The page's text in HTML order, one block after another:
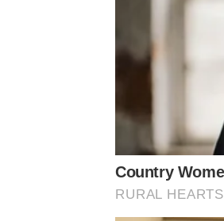
ช็อก! “พระเอกดัง” ปร
ล่าสุด! “แพท ณปภา”
ส่วนของด้าน“ ส้ม ที่มี
.65มีอาการเจ็บ
ตอนนีเข้ารับการรักษา
Country
RURAL HEARTS